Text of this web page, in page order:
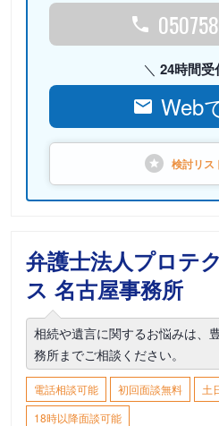
24時間受
Web
検討リス
弁護士法人プロテ
ス 名古屋事務所
相続や遺言に関するお悩みは、
務所までご相談ください。
電話相談可能 初回面談無料
土
18時以降面談可能